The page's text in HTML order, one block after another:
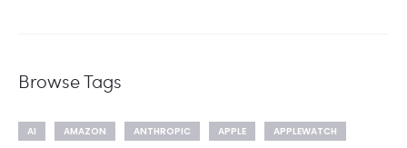
Browse Tags
AI AMAZON ANTHROPIC APPLE
APPLEWATCH